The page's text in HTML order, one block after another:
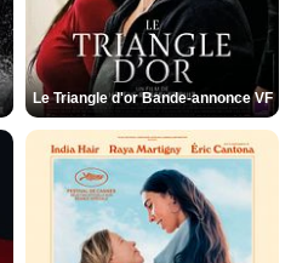
Le Triangle d'or Bande-annonce VF